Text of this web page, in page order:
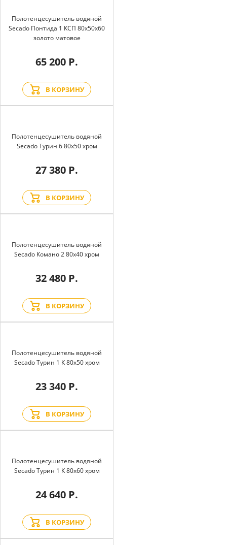
Полотенцесушитель водяной
Secado Понтида 1 КСП 80x50x60
золото матовое
65 200 Р.
В КОРЗИНУ
Полотенцесушитель водяной
Secado Турин 6 80x50 хром
27 380 Р.
В КОРЗИНУ
Полотенцесушитель водяной
Secado Комано 2 80x40 хром
32 480 Р.
В КОРЗИНУ
Полотенцесушитель водяной
Secado Турин 1 К 80x50 хром
23 340 Р.
В КОРЗИНУ
Полотенцесушитель водяной
Secado Турин 1 К 80x60 хром
24 640 Р.
В КОРЗИНУ